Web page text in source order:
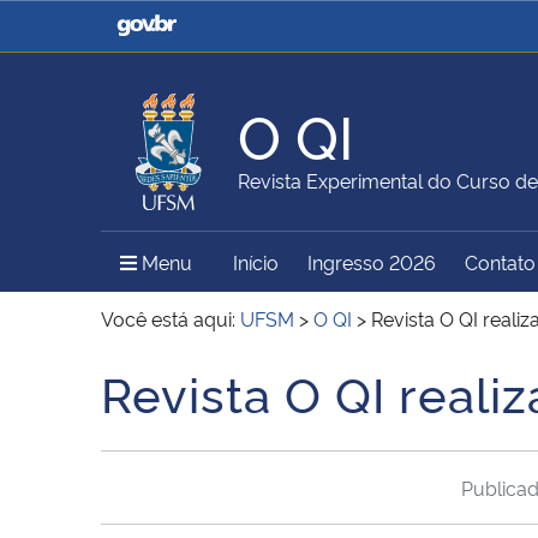
Casa Civil
Ministério da Justiça e
Ministério da Agricultura,
Pecuária e Abastecimento
Ministério do Meio Ambiente Ministério do Turismo
Secretaria de Governo
Gabinete de Segurança
O QI
Revista Experimental do Curso
Menu Menu Principal do Sítio
Início Ingresso 2026 Contato
Você está aqui: UFSM >O QI > Revista O QI
Início do conteúdo
Revista O QI